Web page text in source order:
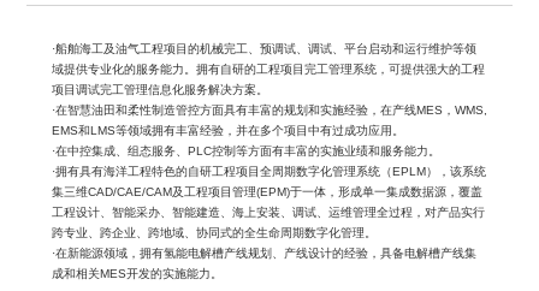
·船舶海工及油气工程项目的机械完工、预调试、调试、平台启动和运行维护等领
域提供专业化的服务能力。拥有自研的工程项目完工管理系统，可提供强大的工程
项目调试完工管理信息化服务解决方案。
·在智慧油田和柔性制造管控方面具有丰富的规划和实施经验，在产线MES，WMS,
EMS和LMS等领域拥有丰富经验，并在多个项目中有过成功应用。
·在中控集成、组态服务、PLC控制等方面有丰富的实施业绩和服务能力。
·拥有具有海洋工程特色的自研工程项目全周期数字化管理系统（EPLM），该系统
集三维CAD/CAE/CAM及工程项目管理(EPM)于一体，形成单一集成数据源，覆盖
工程设计、智能采办、智能建造、海上安装、调试、运维管理全过程，对产品实行
跨专业、跨企业、跨地域、协同式的全生命周期数字化管理。
·在新能源领域，拥有氢能电解槽产线规划、产线设计的经验，具备电解槽产线集
成和相关MES开发的实施能力。